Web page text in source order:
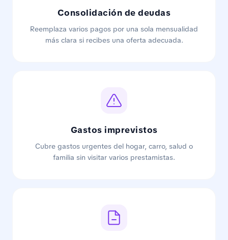
Consolidación de deudas
Reemplaza varios pagos por una sola mensualidad
más clara si recibes una oferta adecuada.
Gastos imprevistos
Cubre gastos urgentes del hogar, carro, salud o
familia sin visitar varios prestamistas.